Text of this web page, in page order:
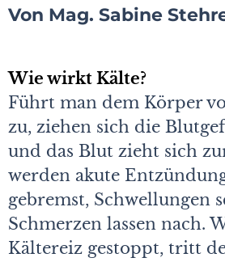
Von Mag. Sabine
Wie wirkt Kälte?
Führt man dem Körper
zu, ziehen sich die
und das Blut zieht sich
werden akute
gebremst, Schwellungen
Schmerzen lassen nach.
Kältereiz gestoppt, tritt